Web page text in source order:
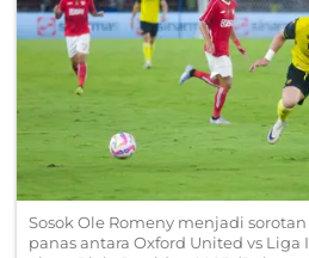
Sosok Ole Romeny menjadi
panas antara Oxford United vs